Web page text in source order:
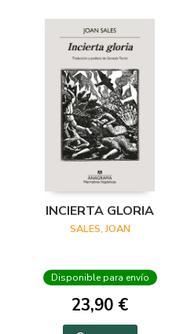
INCIERTA GLORIA
SALES, JOAN
Disponible para envío
23,90 €